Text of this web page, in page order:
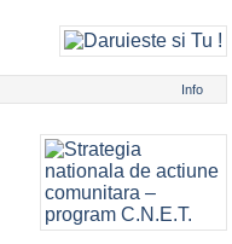
Info